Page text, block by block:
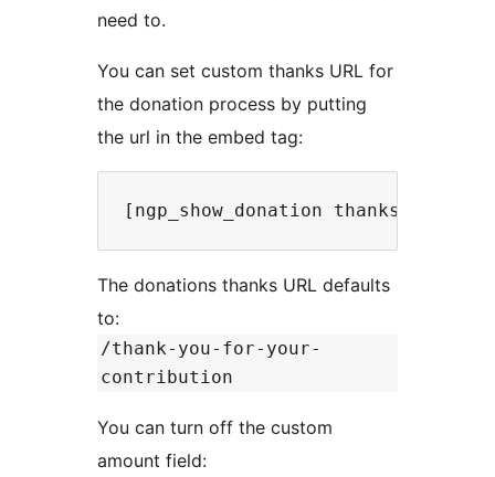
need to.
You can set custom thanks URL for
the donation process by putting
the url in the embed tag:
The donations thanks URL defaults
to:
/thank-you-for-your-
contribution
You can turn off the custom
amount field: